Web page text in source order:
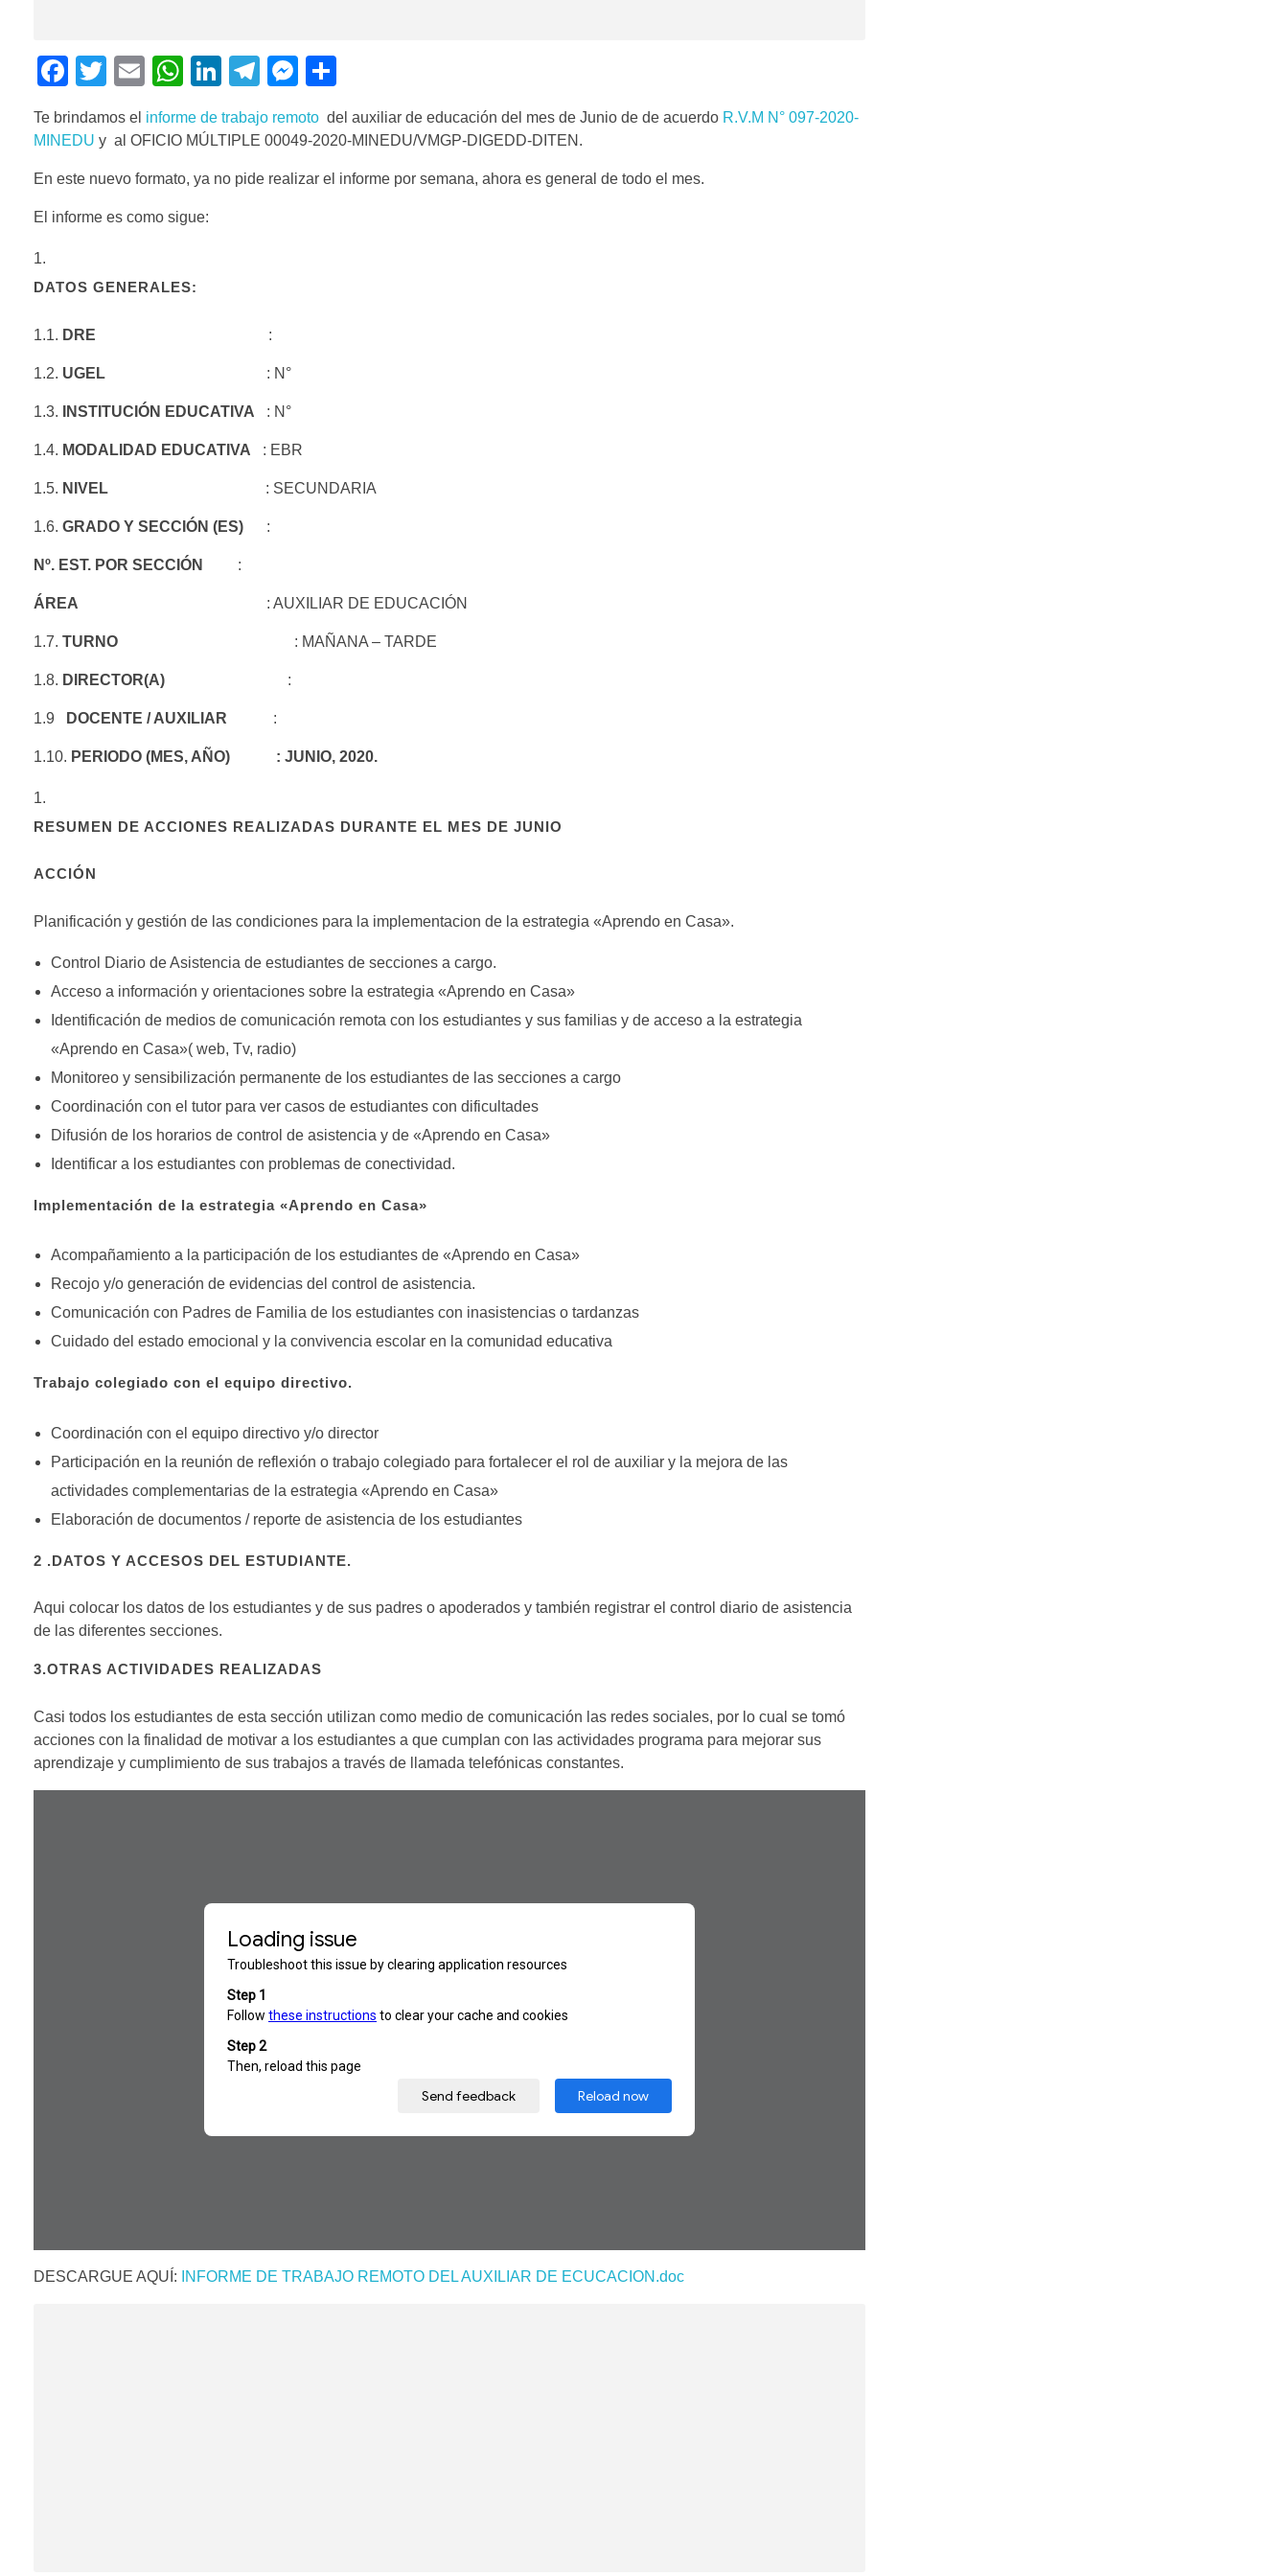
F
c
b
o
k
T
tt
E
ail
W
at
A
p
Li
k
dI
T
e
a
M
ss
n
m
ar
Te brindamos el informe de trabajo remoto del auxiliar de educación del mes de Junio de de acuerdo R.V.M N° 097-2020-
MINEDU y al OFICIO MÚLTIPLE 00049-2020-MINEDU/VMGP-DIGEDD-DITEN.
En este nuevo formato, ya no pide realizar el informe por semana, ahora es general de todo el mes.
El informe es como sigue:
DATOS GENERALES:
1.1. DRE :
1.2. UGEL : N°
1.3. INSTITUCIÓN EDUCATIVA : N°
1.4. MODALIDAD EDUCATIVA : EBR
1.5. NIVEL : SECUNDARIA
1.6. GRADO Y SECCIÓN (ES) :
Nº. EST. POR SECCIÓN :
ÁREA : AUXILIAR DE EDUCACIÓN
1.7. TURNO : MAÑANA – TARDE
1.8. DIRECTOR(A) :
1.9 DOCENTE / AUXILIAR :
1.10. PERIODO (MES, AÑO) : JUNIO, 2020.
RESUMEN DE ACCIONES REALIZADAS DURANTE EL MES DE JUNIO
ACCIÓN
Planificación y gestión de las condiciones para la implementacion de la estrategia «Aprendo en Casa».
Control Diario de Asistencia de estudiantes de secciones a cargo.
Acceso a información y orientaciones sobre la estrategia «Aprendo en Casa»
Identificación de medios de comunicación remota con los estudiantes y sus familias y de acceso a la estrategia
«Aprendo en Casa»( web, Tv, radio)
Monitoreo y sensibilización permanente de los estudiantes de las secciones a cargo
Coordinación con el tutor para ver casos de estudiantes con dificultades
Difusión de los horarios de control de asistencia y de «Aprendo en Casa»
Identificar a los estudiantes con problemas de conectividad.
Implementación de la estrategia «Aprendo en Casa»
Acompañamiento a la participación de los estudiantes de «Aprendo en Casa»
Recojo y/o generación de evidencias del control de asistencia.
Comunicación con Padres de Familia de los estudiantes con inasistencias o tardanzas
Cuidado del estado emocional y la convivencia escolar en la comunidad educativa
Trabajo colegiado con el equipo directivo.
Coordinación con el equipo directivo y/o director
Participación en la reunión de reflexión o trabajo colegiado para fortalecer el rol de auxiliar y la mejora de las
actividades complementarias de la estrategia «Aprendo en Casa»
Elaboración de documentos / reporte de asistencia de los estudiantes
2 .DATOS Y ACCESOS DEL ESTUDIANTE.
Aqui colocar los datos de los estudiantes y de sus padres o apoderados y también registrar el control diario de asistencia
de las diferentes secciones.
3.OTRAS ACTIVIDADES REALIZADAS
Casi todos los estudiantes de esta sección utilizan como medio de comunicación las redes sociales, por lo cual se tomó
acciones con la finalidad de motivar a los estudiantes a que cumplan con las actividades programa para mejorar sus
aprendizaje y cumplimiento de sus trabajos a través de llamada telefónicas constantes.
DESCARGUE AQUÍ: INFORME DE TRABAJO REMOTO DEL AUXILIAR DE ECUCACION.doc